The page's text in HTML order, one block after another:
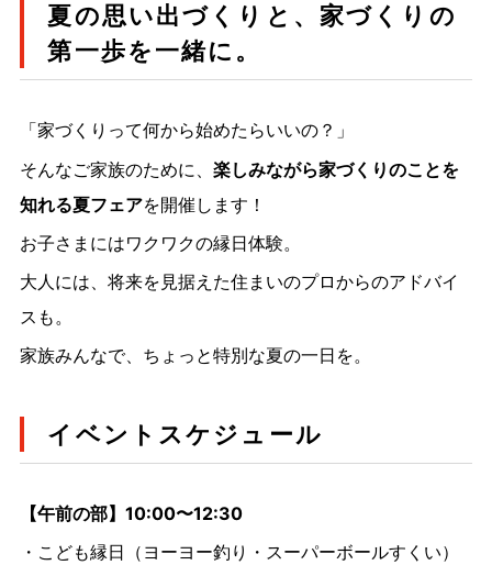
夏の思い出づくりと、家づくりの
第一歩を一緒に。
「家づくりって何から始めたらいいの？」
そんなご家族のために、 楽しみながら家づくりのことを
知れる夏フェアを開催します！
お子さまにはワクワクの縁日体験。
大人には、将来を見据えた住まいのプロからのアドバイ
スも。
家族みんなで、ちょっと特別な夏の一日を。
イベントスケジュール
【午前の部】10:00〜12:30
・こども縁日（ヨーヨー釣り・スーパーボールすくい）